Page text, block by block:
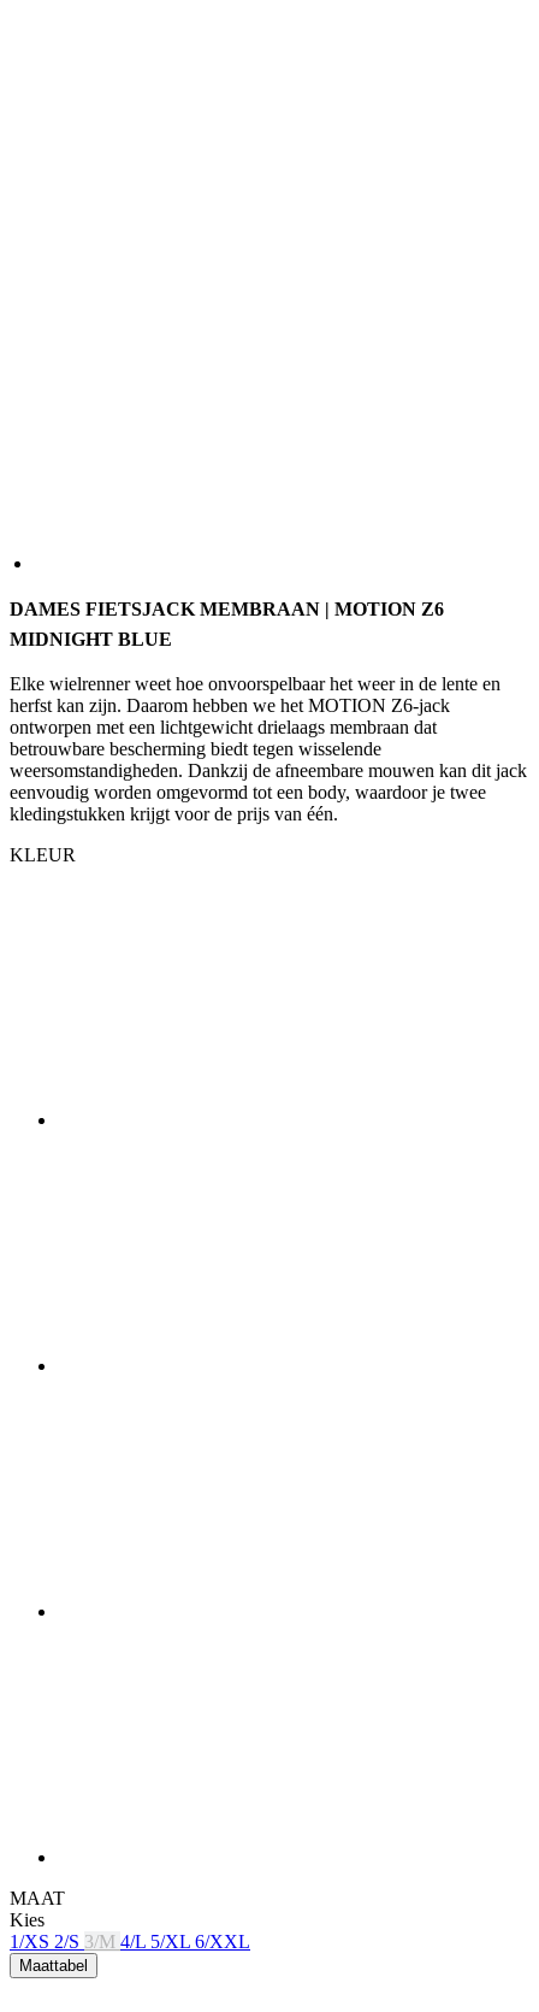
DAMES FIETSJACK MEMBRAAN | MOTION Z6
MIDNIGHT BLUE
Elke wielrenner weet hoe onvoorspelbaar het weer in de lente en
herfst kan zijn. Daarom hebben we het MOTION Z6-jack
ontworpen met een lichtgewicht drielaags membraan dat
betrouwbare bescherming biedt tegen wisselende
weersomstandigheden. Dankzij de afneembare mouwen kan dit jack
eenvoudig worden omgevormd tot een body, waardoor je twee
kledingstukken krijgt voor de prijs van één.
KLEUR
MAAT
Kies
1/XS 2/S 3/M 4/L 5/XL 6/XXL
Maattabel